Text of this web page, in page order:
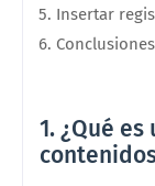
Insertar
1. ¿Qué